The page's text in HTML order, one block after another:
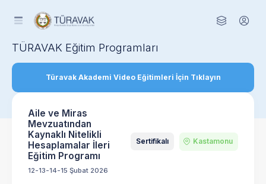
TÜRAVAK Eğitim Programları
Türavak Akademi Video Eğitimleri İçin Tıklayın
Aile ve Miras
Mevzuatından
Kaynaklı Nitelikli
Hesaplamalar İleri
Eğitim Programı
12-13-14-15 Şubat 2026
Sertifikalı Kastamonu